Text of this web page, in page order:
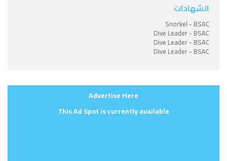
الشهادات
Snorkel - BSAC
Dive Leader - BSAC
Dive Leader - BSAC
Dive Leader - BSAC
Advertise Here
This Ad Spot is currently available